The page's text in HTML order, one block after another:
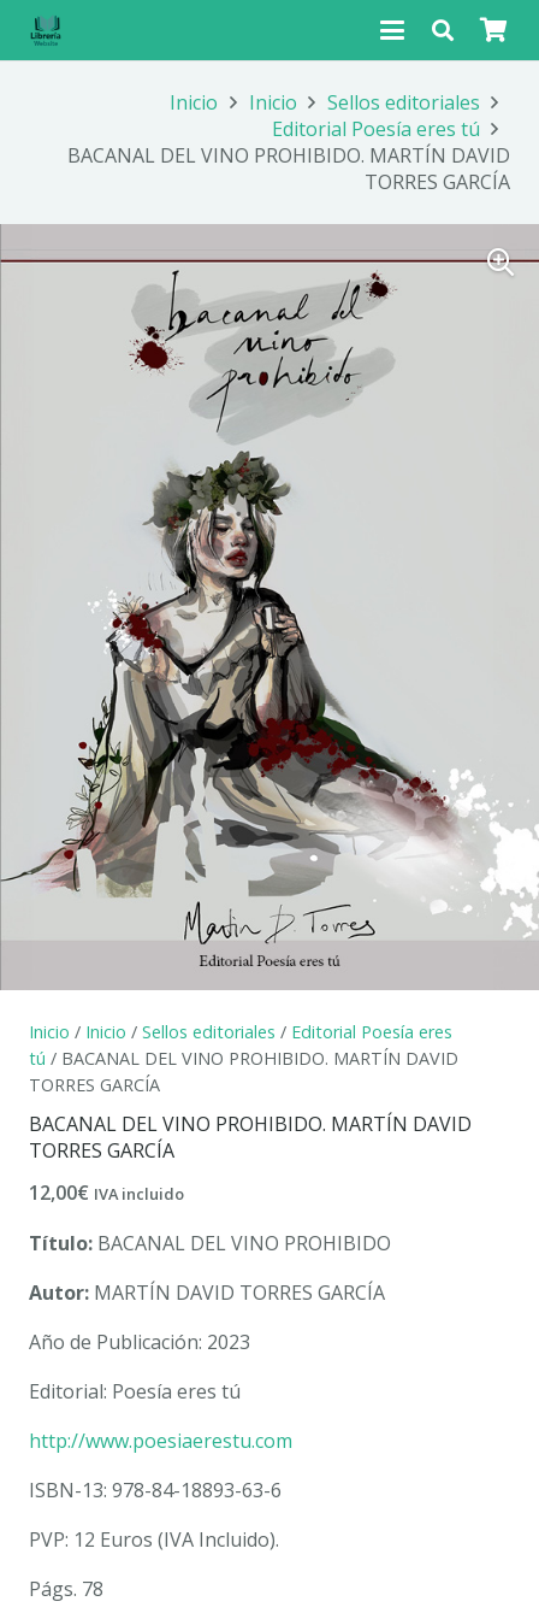
Inicio Inicio
Sellos editoriales
Editorial Poesía eres tú
BACANAL DEL VINO PROHIBIDO. MARTÍN DAVID
TORRES GARCÍA
Inicio / Inicio / Sellos editoriales / Editorial Poesía eres
tú / BACANAL DEL VINO PROHIBIDO. MARTÍN DAVID
TORRES GARCÍA
BACANAL DEL VINO PROHIBIDO. MARTÍN DAVID
TORRES GARCÍA
12,00€ IVA incluido
Título: BACANAL DEL VINO PROHIBIDO
Autor: MARTÍN DAVID TORRES GARCÍA
Año de Publicación: 2023
Editorial: Poesía eres tú
http://www.poesiaerestu.com
ISBN-13: 978-84-18893-63-6
PVP: 12 Euros (IVA Incluido).
Págs. 78